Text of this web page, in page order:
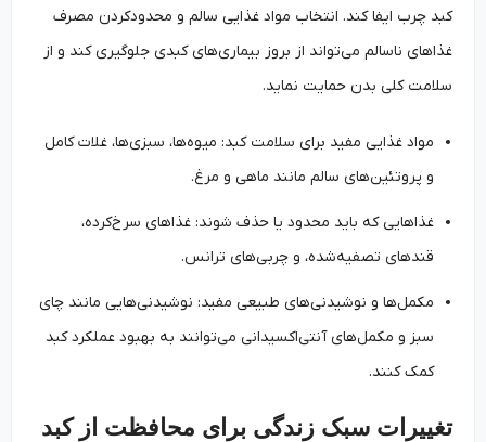
کبد چرب ایفا کند. انتخاب مواد غذایی سالم و محدودکردن مصرف
غذاهای ناسالم می‌تواند از بروز بیماری‌های کبدی جلوگیری کند و از
سلامت کلی بدن حمایت نماید.
مواد غذایی مفید برای سلامت کبد: میوه‌ها، سبزی‌ها، غلات کامل
و پروتئین‌های سالم مانند ماهی و مرغ.
غذاهایی که باید محدود یا حذف شوند: غذاهای سرخ‌کرده،
قندهای تصفیه‌شده، و چربی‌های ترانس.
مکمل‌ها و نوشیدنی‌های طبیعی مفید: نوشیدنی‌هایی مانند چای
سبز و مکمل‌های آنتی‌اکسیدانی می‌توانند به بهبود عملکرد کبد
کمک کنند.
تغییرات سبک زندگی برای محافظت از کبد